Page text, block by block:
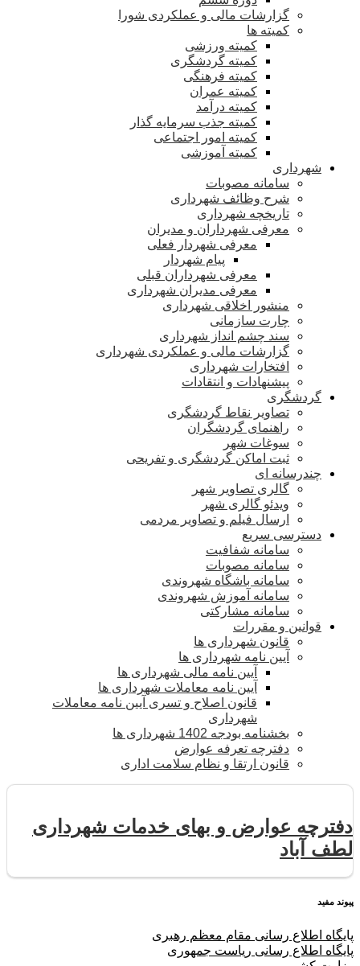
گزارشات مالی و عملکردی شورا
کمیته ها
کمیته ورزشی
کمیته گردشگری
کمیته فرهنگی
کمیته عمران
کمیته درآمد
کمیته جذب سرمایه گذار
کمیته امور اجتماعی
کمیته آموزشی
شهرداری
سامانه مصوبات
شرح وظائف شهرداری
تاریخچه شهرداری
معرفی شهرداران و مدیران
معرفی شهردار فعلی
پیام شهردار
معرفی شهرداران قبلی
معرفی مدیران شهرداری
منشور اخلاقی شهرداری
چارت سازمانی
سند چشم انداز شهرداری
گزارشات مالی و عملکردی شهرداری
افتخارات شهرداری
پیشنهادات و انتقادات
گردشگری
تصاویر نقاط گردشگری
راهنمای گردشگران
سوغات شهر
ثبت اماکن گردشگری و تفریحی
چندرسانه ای
گالری تصاویر شهر
ویدئو گالری شهر
ارسال فیلم و تصاویر مردمی
دسترسی سریع
سامانه شفافیت
سامانه مصوبات
سامانه باشگاه شهروندی
سامانه آموزش شهروندی
سامانه مشارکتی
قوانین و مقررات
قانون شهرداری ها
آیین نامه شهرداری ها
آیین نامه مالی شهرداری ها
آیین نامه معاملات شهرداری ها
قانون اصلاح و تسری آیین نامه معاملات
شهرداری
بخشنامه بودجه 1402 شهرداری ها
دفترچه تعرفه عوارض
قانون ارتقا و نظام سلامت اداری
دفترچه عوارض و بهای خدمات شهرداری
لطف آباد
پیوند مفید
پایگاه اطلاع رسانی مقام معظم رهبری
پایگاه اطلاع رسانی ریاست جمهوری